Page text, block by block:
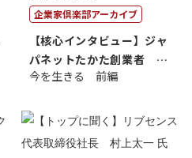
企業家倶楽部アーカイブ
【核心インタビュー】ジャ
パネットたかた創業者 髙
田 明氏
今を生きる 前編